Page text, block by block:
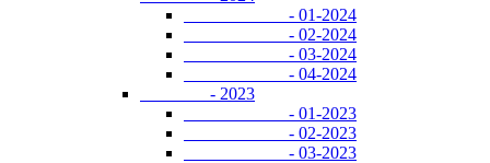
- 01-2024
- 02-2024
- 03-2024
- 04-2024
- 2023
- 01-2023
- 02-2023
- 03-2023